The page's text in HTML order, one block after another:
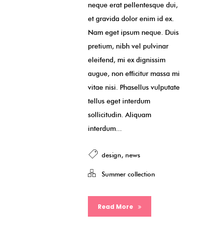
neque erat pellentesque dui,
et gravida dolor enim id ex.
Nam eget ipsum neque. Duis
pretium, nibh vel pulvinar
eleifend, mi ex dignissim
augue, non efficitur massa mi
vitae nisi. Phasellus vulputate
tellus eget interdum
sollicitudin. Aliquam
interdum...
design, news
Summer collection
Read More